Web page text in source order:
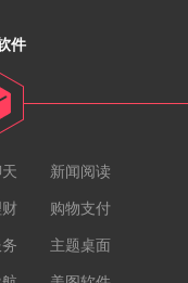
件
新闻阅读
购物支付
主题桌面